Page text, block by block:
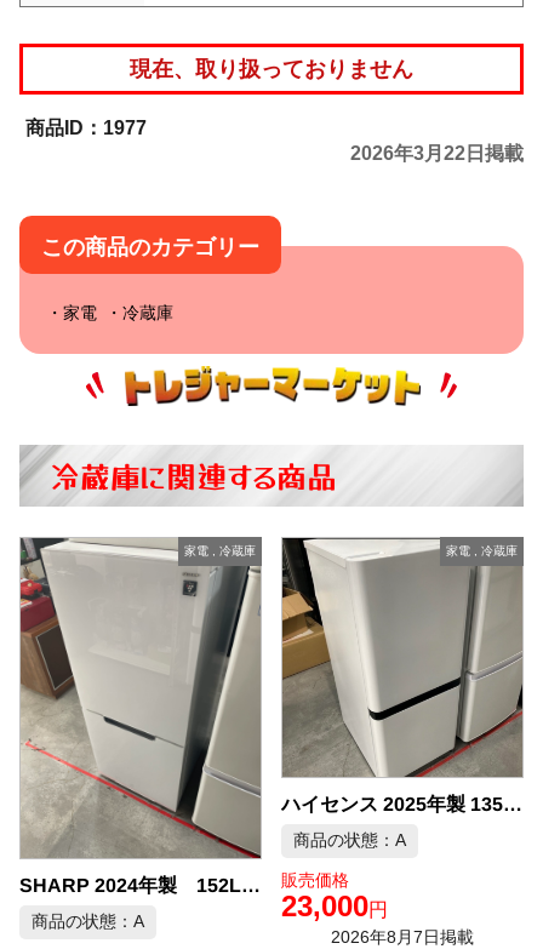
現在、取り扱っておりません
1977
2026年3月22日掲載
この商品のカテゴリー
家電 冷蔵庫
冷蔵庫に関連する商品
家電, 冷蔵庫
SHARP 2024年製 152L 冷凍冷蔵庫 中古品販売
商品の状態：A
家電 冷蔵庫
ハイセンス 2025年製 135L 冷蔵庫 中古品販売
商品の状態：A
販売価格
23,000円
2026年8月7日掲載